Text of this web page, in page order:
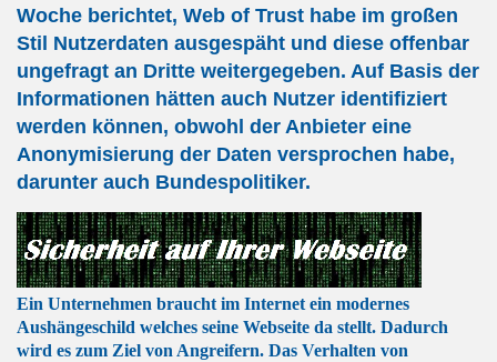
Woche berichtet, Web of Trust habe im großen
Stil Nutzerdaten ausgespäht und diese offenbar
ungefragt an Dritte weitergegeben. Auf Basis der
Informationen hätten auch Nutzer identifiziert
werden können, obwohl der Anbieter eine
Anonymisierung der Daten versprochen habe,
darunter auch Bundespolitiker.
Ein Unternehmen braucht im Internet ein modernes
Aushängeschild welches seine Webseite da stellt. Dadurch
wird es zum Ziel von Angreifern. Das Verhalten von